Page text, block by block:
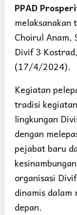
PPAD
Choirul Anam,
Divif 3
(17/4/2024).
Kegiatan
tradisi
lingkungan
dengan
pejabat baru
organisasi
dinamis dalam
depan.